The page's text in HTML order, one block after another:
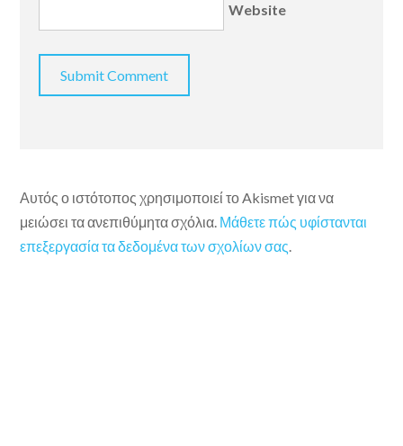
Website
Αυτός ο ιστότοπος χρησιμοποιεί το Akismet για να
μειώσει τα ανεπιθύμητα σχόλια. Μάθετε πώς υφίστανται
επεξεργασία τα δεδομένα των σχολίων σας.